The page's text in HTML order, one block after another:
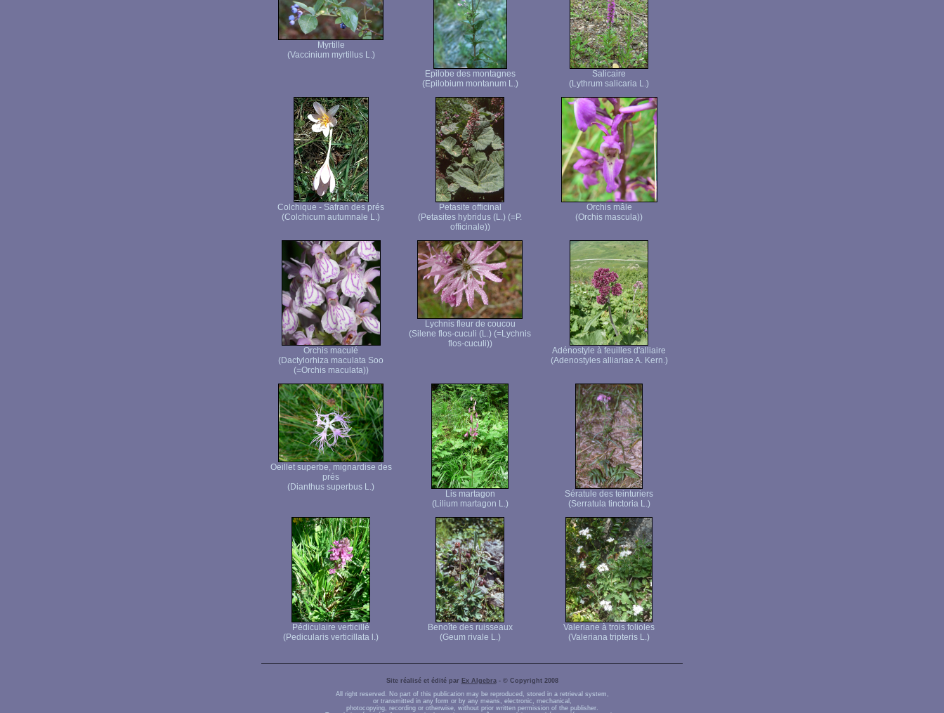
Myrtille
(Vaccinium myrtillus L.)
Epilobe des montagnes
(Epilobium montanum L.)
Salicaire
(Lythrum salicaria L.)
Colchique - Safran des prés
(Colchicum autumnale L.)
Petasite officinal
(Petasites hybridus (L.) (=P.
officinale))
Orchis mâle
(Orchis mascula))
Orchis maculé
(Dactylorhiza maculata Soo
(=Orchis maculata))
Lychnis fleur de coucou
(Silene flos-cuculi (L.) (=Lychnis
flos-cuculi))
Adénostyle à feuilles d'alliaire
(Adenostyles alliariae A. Kern.)
Oeillet superbe, mignardise des
prés
(Dianthus superbus L.)
Lis martagon
(Lilium martagon L.)
Sératule des teinturiers
(Serratula tinctoria L.)
Pédiculaire verticillé
(Pedicularis verticillata l.)
Benoîte des ruisseaux
(Geum rivale L.)
Valeriane à trois folioles
(Valeriana tripteris L.)
Site réalisé et édité par Ex Algebra- © Copyright 2008
All right reserved. No part of this publication may be reproduced, stored in a retrieval system,
or transmitted in any form or by any means, electronic, mechanical,
photocopying, recording or otherwise, without prior written permission of the publisher.